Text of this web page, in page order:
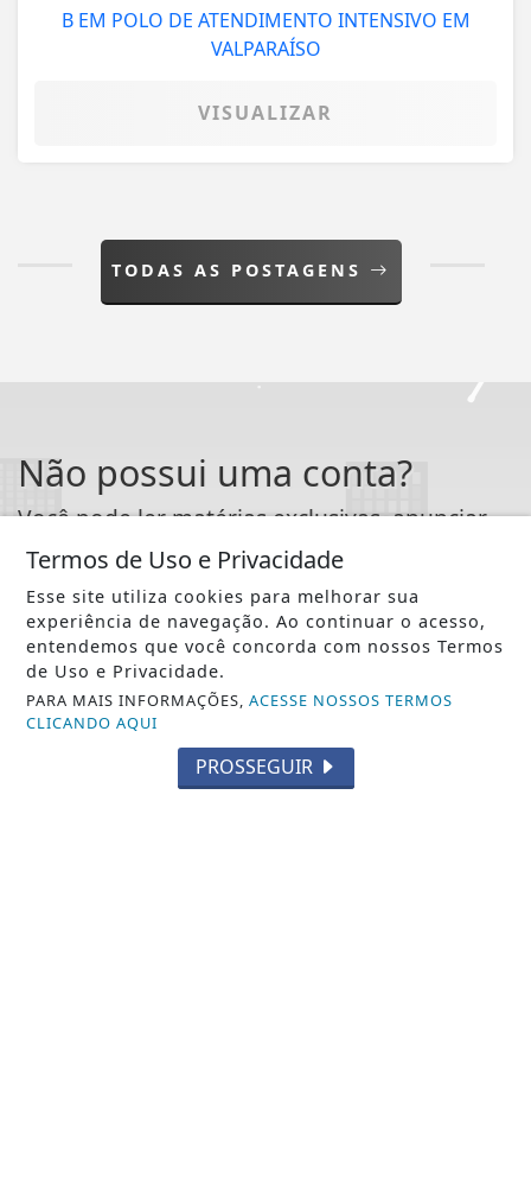
VISUALIZAR
TODAS AS POSTAGENS
Não possui uma conta?
Você pode ler matérias exclusivas, anunciar
classificados e muito mais!
CRIAR MINHA CONTA
Termos de Uso e Privacidade
Esse site utiliza cookies para melhorar sua
experiência de navegação. Ao continuar o acesso,
entendemos que você concorda com nossos Termos
de Uso e Privacidade.
PARA MAIS INFORMAÇÕES,ACESSE NOSSOS TERMOS
CLICANDO AQUI
PROSSEGUIR